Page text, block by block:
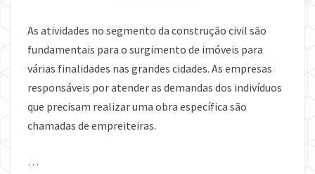
As atividades no segmento da construção civil são
fundamentais para o surgimento de imóveis para
várias finalidades nas grandes cidades. As empresas
responsáveis por atender as demandas dos indivíduos
que precisam realizar uma obra específica são
chamadas de empreiteiras.
…